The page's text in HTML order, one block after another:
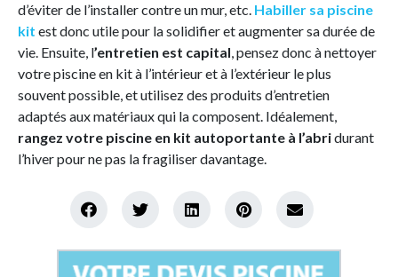
d’éviter de l’installer contre un mur, etc. Habiller sa piscine
kit est donc utile pour la solidifier et augmenter sa durée de
vie. Ensuite, l’entretien est capital, pensez donc à nettoyer
votre piscine en kit à l’intérieur et à l’extérieur le plus
souvent possible, et utilisez des produits d’entretien
adaptés aux matériaux qui la composent. Idéalement,
rangez votre piscine en kit autoportante à l’abridurant
l’hiver pour ne pas la fragiliser davantage.